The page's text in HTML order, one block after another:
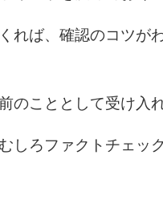
れば、確認のコツが
のこととして受け入
しろファクトチェッ